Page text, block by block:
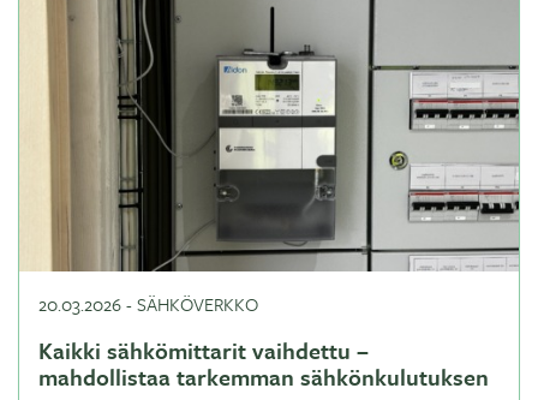
20.03.2026-SÄHKÖVERKKO
Kaikki sähkömittarit vaihdettu –
mahdollistaa tarkemman sähkönkulutuksen